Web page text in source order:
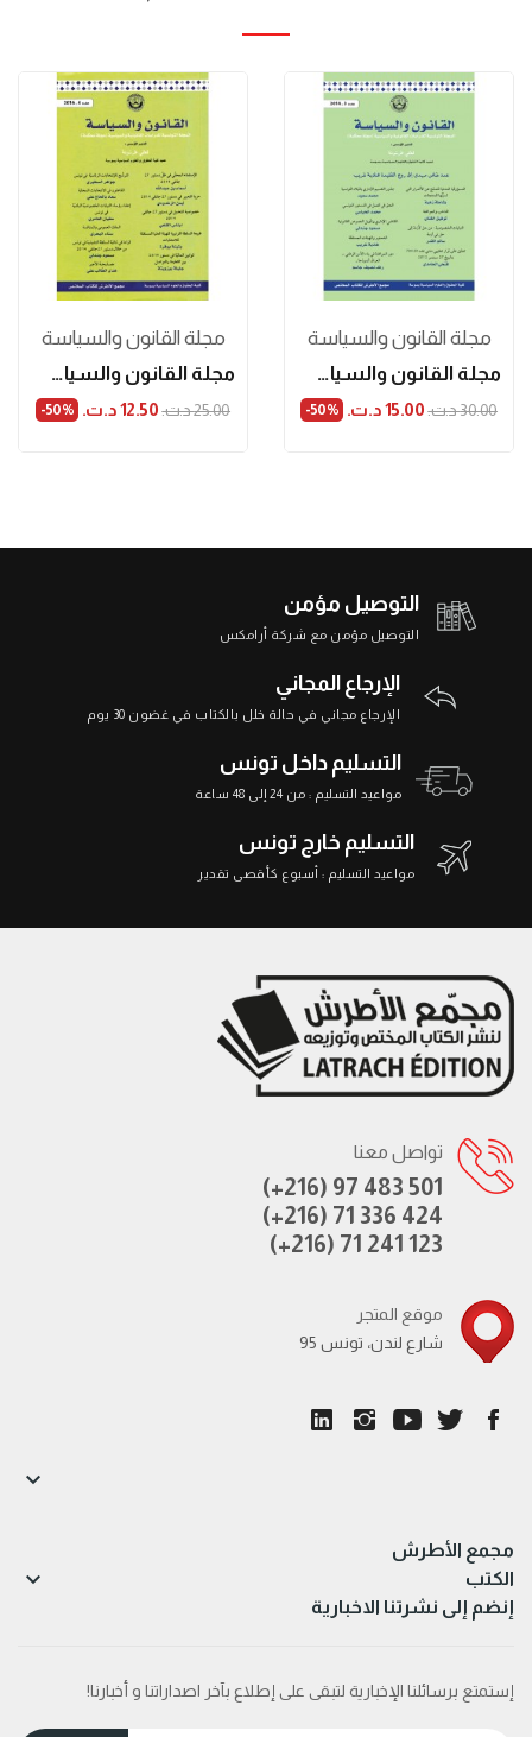
مجلة القانون والسیاسة
مجلة القانون والسياسة العدد 4
25.00 د.ت.‏ 12.50 د.ت.‏ ‎-50%
مجلة القانون والسیاسة
مجلة القانون والسياسة العدد 3
30.00 د.ت.‏ 15.00 د.ت.‏ ‎-50%
التوصيل مؤمن
التوصيل مؤمن مع شركة أرامكس
الإرجاع المجاني
الإرجاع مجاني في حالة خلل بالكتاب في غضون 30 يوم
التسليم داخل تونس
مواعيد التسليم : من 24 إلى 48 ساعة
التسليم خارج تونس
مواعيد التسليم : أسبوع كأقصى تقدير
تواصل معنا
(+216) 97 483 501
(+216) 71 336 424
(+216) 71 241 123
موقع المتجر
95 شارع لندن، تونس
مجمع الأطرش

الكتب 
إنضم إلى نشرتنا الاخبارية
إستمتع برسائلنا الإخبارية لتبقى على إطلاع بآخر اصداراتنا و أخبارنا!